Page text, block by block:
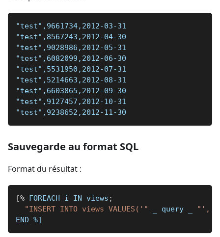
"test",9661734,2012-03-31
"test",8567243,2012-04-30
"test",9028986,2012-05-31
"test",6082099,2012-06-30
"test",5531950,2012-07-31
"test",5214663,2012-08-31
"test",6603865,2012-09-30
"test",9127457,2012-10-31
"test",9238652,2012-11-30
Sauvegarde au format SQL
Format du résultat :
[% FOREACH i IN views ;
"INSERT INTO views VALUES('"
query
"',
END %]